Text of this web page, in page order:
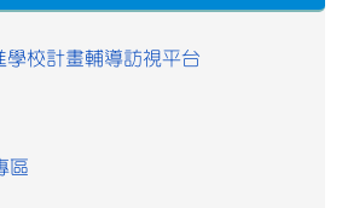
學校計畫輔導訪視平台
區